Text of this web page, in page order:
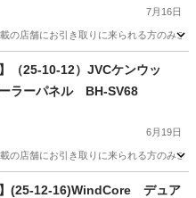
7月16日
の店舗にお引き取りに来られる方のみ
店頭
（25-10-12）JVCケンウッ
ラーパネル BH-SV68
6月19日
の店舗にお引き取りに来られる方のみ
】(25-12-16)WindCore デュア